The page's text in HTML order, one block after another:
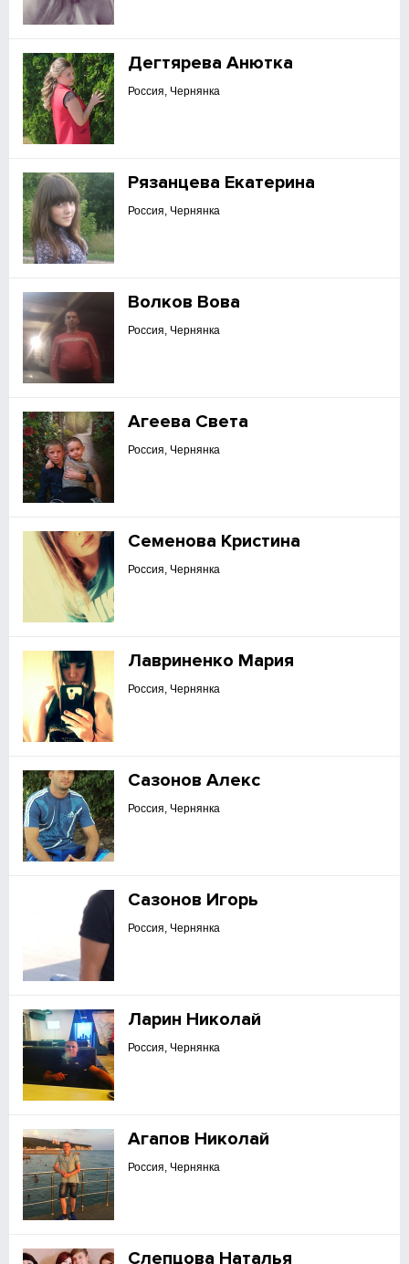
Дегтярева Анютка
Россия, Чернянка
Рязанцева Екатерина
Россия, Чернянка
Волков Вова
Россия, Чернянка
Агеева Света
Россия, Чернянка
Семенова Кристина
Россия, Чернянка
Лавриненко Мария
Россия, Чернянка
Сазонов Алекс
Россия, Чернянка
Сазонов Игорь
Россия, Чернянка
Ларин Николай
Россия, Чернянка
Агапов Николай
Россия, Чернянка
Слепцова Наталья